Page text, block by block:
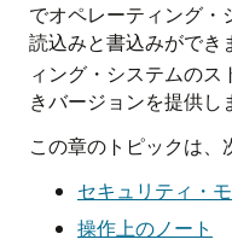
でオペレーティング・
読込みと書込みができ
ィング・システムの
きバージョンを提供し
この章のトピックは、
セキュリティ・
操作上のノート